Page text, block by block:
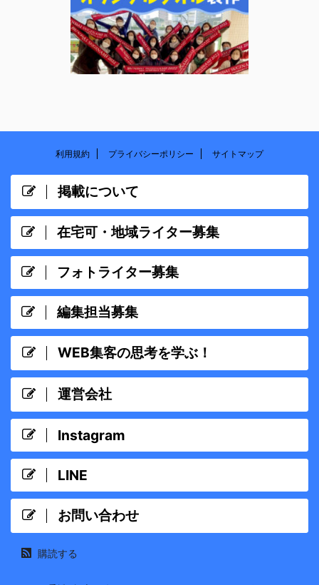
利用規約 プライバシーポリシー サイトマップ
掲載について
在宅可・地域ライター募集
フォトライター募集
編集担当募集
WEB集客の思考を学ぶ！
運営会社
Instagram
LINE
お問い合わせ
購読する